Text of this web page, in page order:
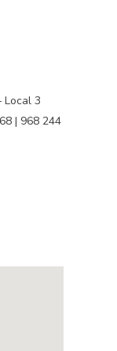
Local 3
| 968 244